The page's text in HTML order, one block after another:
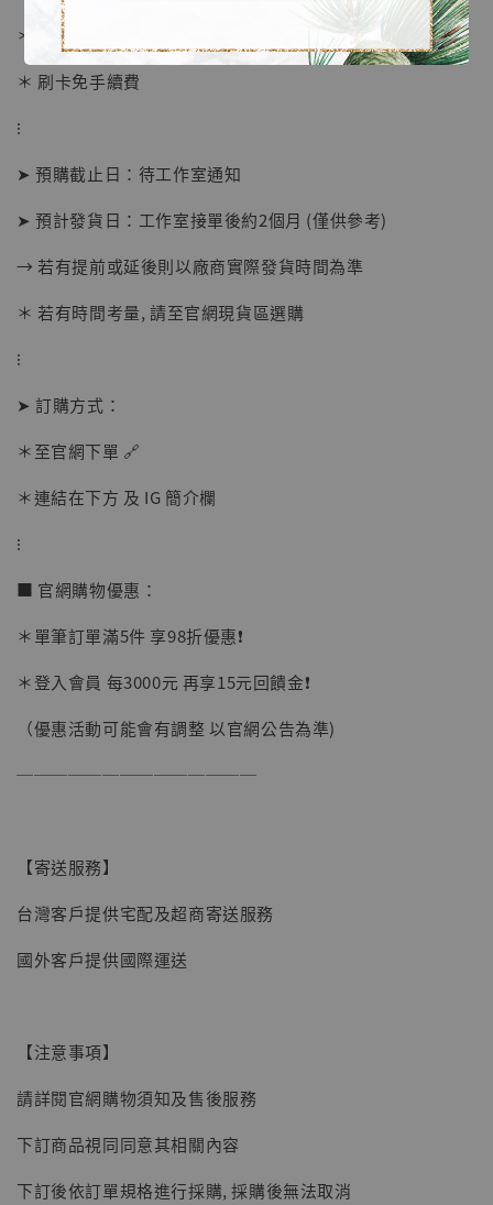
【店內現貨】海賊王 系列蒐藏雕像 布魯克達
NT$ 4,980
NT$ 5,300
＊ 國際運費另計
＊ 刷卡免手續費
⁝
➤ 預購截止日：待工作室通知
➤ 預計發貨日：工作室接單後約2個月 (僅供參考)
→ 若有提前或延後則以廠商實際發貨時間為準
＊ 若有時間考量, 請至官網現貨區選購
⁝
➤ 訂購方式：
＊至官網下單 🔗
＊連結在下方 及 IG 簡介欄
⁝
■ 官網購物優惠：
＊單筆訂單滿5件 享98折優惠❗️
＊登入會員 每3000元 再享15元回饋金❗️
（優惠活動可能會有調整 以官網公告為準)
──────────────
【寄送服務】
台灣客戶提供宅配及超商寄送服務
國外客戶提供國際運送
【注意事項】
請詳閱官網購物須知及售後服務
下訂商品視同同意其相關內容
下訂後依訂單規格進行採購, 採購後無法取消